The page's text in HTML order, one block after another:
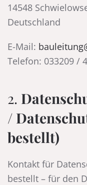
14548
Deutschland
E-Mail:
Telefon: 033209 /
2.
/
bestellt)
Kontakt für
bestellt – für den